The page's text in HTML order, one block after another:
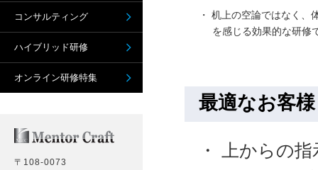
机上の空論ではなく、
を感じる効果的な研修
最適なお客
上からの
コンサルティング
ハイブリッド研修
オンライン研修特集
〒108-0073